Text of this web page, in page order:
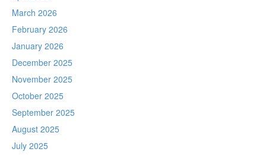
March 2026
February 2026
January 2026
December 2025
November 2025
October 2025
September 2025
August 2025
July 2025